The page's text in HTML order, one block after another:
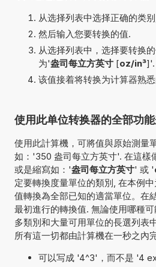
从选择列表中选择正确的类
然后输入您要转换的值.
从选择列表中，选择要转换
为'盎司每立方英寸[oz/in³]'.
该值接着将转换为计算器熟
使用此单位转换器的全部功
使用此計算機，可將值與原始測量
如：'350 盎司每立方英寸'. 在這樣
或是縮寫如：'盎司每立方英寸' 或 '
定要轉換度量單位的類別, 在本例
值轉換為全部已知的適當單位。在
最初進行的轉換值. 無論使用哪種
多類別和大量可用單位的長選列表
所有這一切都由計算機在一秒之內
可以写成 '4^3'，而不是 '4